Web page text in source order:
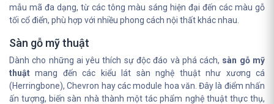
mẫu mã đa dạng, từ các tông màu sáng hiện đại đến các màu gỗ
tối cổ điển, phù hợp với nhiều phong cách nội thất khác nhau.
Sàn gỗ mỹ thuật
Dành cho những ai yêu thích sự độc đáo và phá cách, sàn gỗ mỹ
thuật mang đến các kiểu lát sàn nghệ thuật như xương cá
(Herringbone), Chevron hay các module hoa văn. Đây là điểm nhấn
ấn tượng, biến sàn nhà thành một tác phẩm nghệ thuật thực thụ,